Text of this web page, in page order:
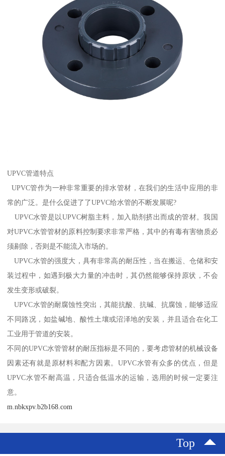
UPVC管道特点
UPVC管作为一种非常重要的排水管材，在我们的生活中应用的非
常的广泛。是什么促进了了UPVC给水管的不断发展呢?
UPVC水管是以UPVC树脂主料，加入助剂挤出而成的管材。我国
对UPVC水管管材的原料控制要求非常严格，其中的有毒有害物质必
须剔除，否则是不能流入市场的。
UPVC水管的强度大，具有非常高的耐压性，当在搬运、仓储和安
装过程中，如遇到极大力量的冲击时，其仍然能够保持原状，不会
发生变形或破裂。
UPVC水管的耐腐蚀性突出，其能抗酸、抗碱、抗腐蚀，能够适应
不同路况，如盐碱地、酸性土壤或沼泽地的安装，并且适合在化工
工业用于管道的安装。
不同的UPVC水管管材的耐压指标是不同的，要考虑管材的机械设备
因素还有就是原材料和配方因素。UPVC水管有众多的优点，但是
UPVC水管不耐高温，只适合低温水的运输，选用的时候一定要注
意。
m.nbkxpv.b2b168.com
Top